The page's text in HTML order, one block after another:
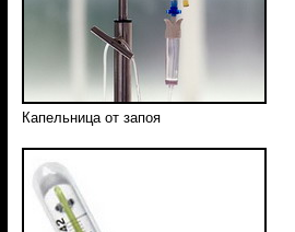
Капельница от запоя